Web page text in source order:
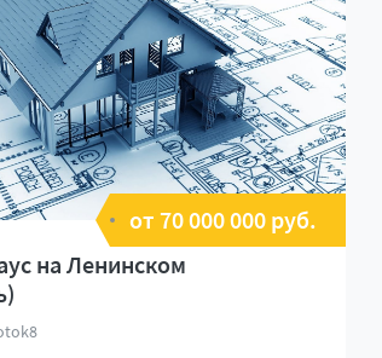
от 70 000 000 руб.
на Ленинском